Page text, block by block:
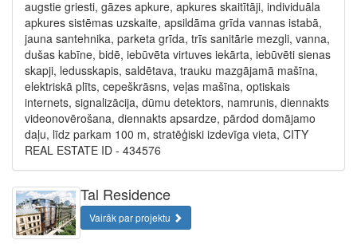
augstie griesti, gāzes apkure, apkures skaitītāji, individuāla
apkures sistēmas uzskaite, apsildāma grīda vannas istabā,
jauna santehnika, parketa grīda, trīs sanitārie mezgli, vanna,
dušas kabīne, bidē, iebūvēta virtuves iekārta, iebūvēti sienas
skapji, ledusskapis, saldētava, trauku mazgājamā mašīna,
elektriskā plīts, cepeškrāsns, veļas mašīna, optiskais
internets, signalizācija, dūmu detektors, namrunis, diennakts
videonovērošana, diennakts apsardze, pārdod domājamo
daļu, līdz parkam 100 m, stratēģiski izdevīga vieta, CITY
REAL ESTATE ID - 434576
Tal Residence
Vairāk par projektu